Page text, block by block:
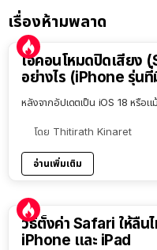
เรื่องห้ามพลาด
ไอคอนโหมดปิดเสียง
อย่างไร (iPhone รุ่น
หลังจากอัปเดตเป็น iOS 18 หรือ
โดย Thitirath Kinaret
อ่านเพิ่มเติม
วิธีตั้งค่า Safari ให้ลื่น
iPhone และ iPad